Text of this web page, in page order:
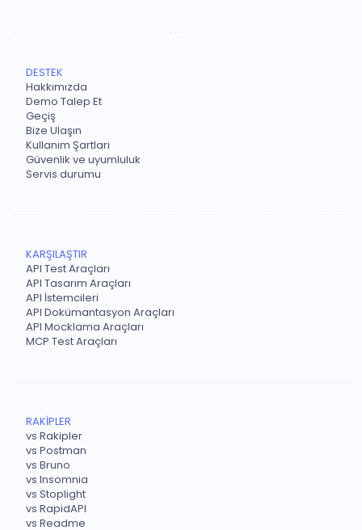
DESTEK
Hakkımızda
Demo Talep Et
Geçiş
Bize Ulaşın
Kullanım Şartları
Güvenlik ve uyumluluk
Servis durumu
KARŞILAŞTIR
API Test Araçları
API Tasarım Araçları
API İstemcileri
API Dokümantasyon Araçları
API Mocklama Araçları
MCP Test Araçları
RAKİPLER
vs Rakipler
vs Postman
vs Bruno
vs Insomnia
vs Stoplight
vs RapidAPI
vs Readme